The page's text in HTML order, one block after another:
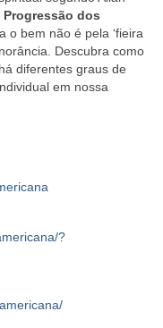
Progressão dos
o bem não é pela ‘fieira
Descubra como
diferentes graus de
em nossa
?